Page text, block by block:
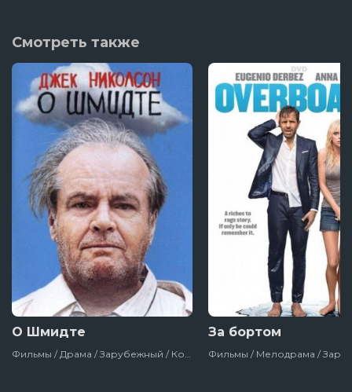
Смотреть также
О Шмидте За бортом